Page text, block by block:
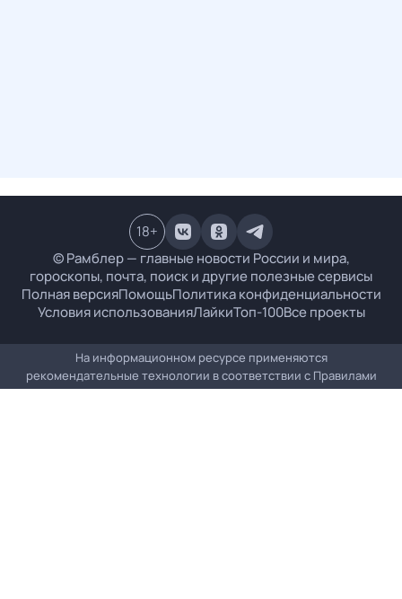
© Рамблер — главные новости России и мира,
гороскопы, почта, поиск и другие полезные сервисы
Полная версияПомощьПолитика конфиденциальности
Условия использованияЛайкиТоп-100Все проекты
18+
На информационном ресурсе применяются
рекомендательные технологии в соответствии с Правилами